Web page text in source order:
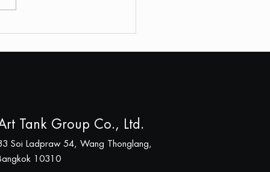
เมื่อโลจิสติกส์
Tank Group Co., Ltd.
Soi Ladpraw 54, Wang Thonglang,
10310